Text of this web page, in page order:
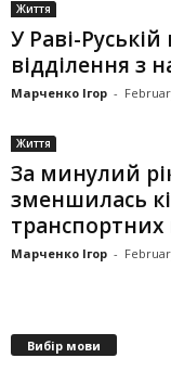
Життя
У Раві-
відділення з
Марченко Ігор -
Життя
За минулий
зменшилась
Марченко Ігор -
Вибір мови